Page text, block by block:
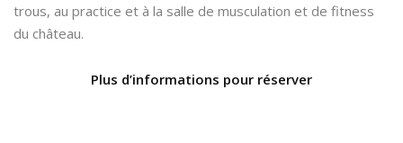
trous, au practice et à la salle de musculation et de fitness
du château.
Plus d’informations pour réserver